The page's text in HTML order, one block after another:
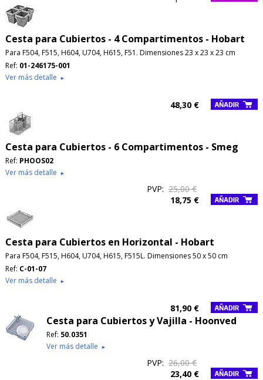
Cesta para Cubiertos - 4 Compartimentos - Hobart
Para F504, F515, H604, U704, H615, F51. Dimensiones 23 x 23 x 23 cm
Ref: 01-246175-001
Ver más detalle ►
48,30 €
Cesta para Cubiertos - 6 Compartimentos - Smeg
Ref: PHOOS02
Ver más detalle ►
PVP: 25,00 €
18,75 €
Cesta para Cubiertos en Horizontal - Hobart
Para F504, F515, H604, U704, H615, F515L. Dimensiones 50 x 50 cm
Ref: C-01-07
Ver más detalle ►
81,90 €
Cesta para Cubiertos y Vajilla - Hoonved
Ref: 50.0351
Ver más detalle ►
PVP: 26,00 €
23,40 €